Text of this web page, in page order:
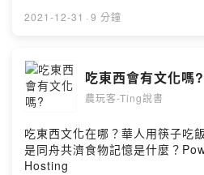
2021-12-31 · 9 分鐘
吃東西會有文化嗎?
農玩客-Ting說書
吃東西文化在哪？華人用筷子吃
是同舟共濟食物記憶是什麼？
Hosting